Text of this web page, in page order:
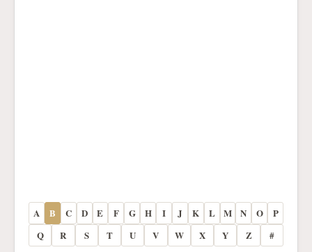
A B C D E F G H I J K L M N O
P
Q
R S T U V W X Y Z #